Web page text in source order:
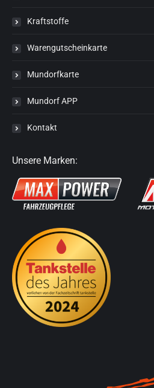
Kraftstoffe
Warengutscheinkarte
Mundorfkarte
Mundorf APP
Kontakt
Unsere Marken: